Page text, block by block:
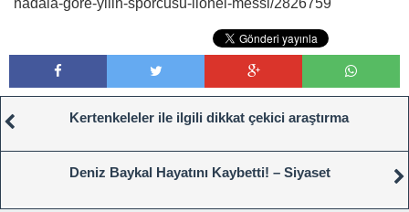
Kertenkeleler ile ilgili dikkat çekici araştırma
Deniz Baykal Hayatını Kaybetti! – Siyaset